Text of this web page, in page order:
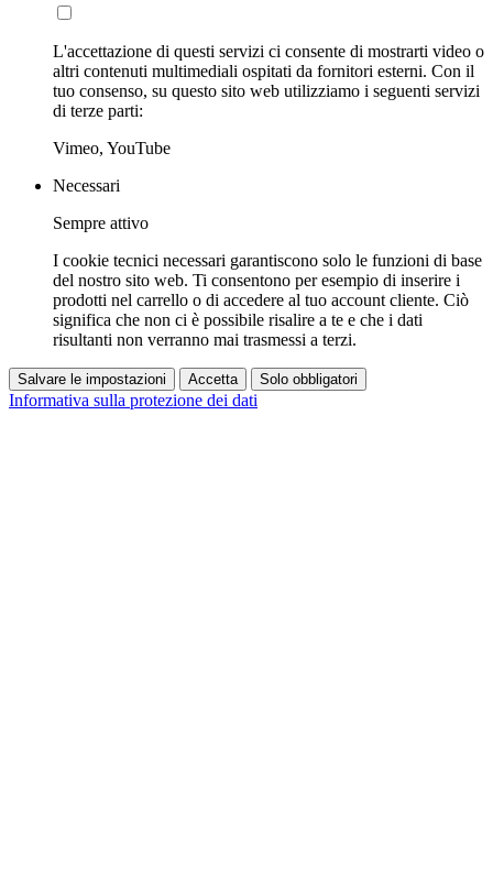
L'accettazione di questi servizi ci consente di mostrarti video o
altri contenuti multimediali ospitati da fornitori esterni. Con il
tuo consenso, su questo sito web utilizziamo i seguenti servizi
di terze parti:
Vimeo, YouTube
Necessari
Sempre attivo
I cookie tecnici necessari garantiscono solo le funzioni di base
del nostro sito web. Ti consentono per esempio di inserire i
prodotti nel carrello o di accedere al tuo account cliente. Ciò
significa che non ci è possibile risalire a te e che i dati
risultanti non verranno mai trasmessi a terzi.
Salvare le impostazioni Accetta Solo obbligatori
Informativa sulla protezione dei dati